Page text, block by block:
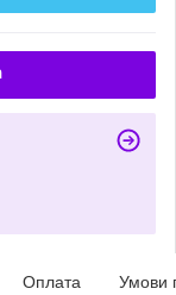
Оплата Умови